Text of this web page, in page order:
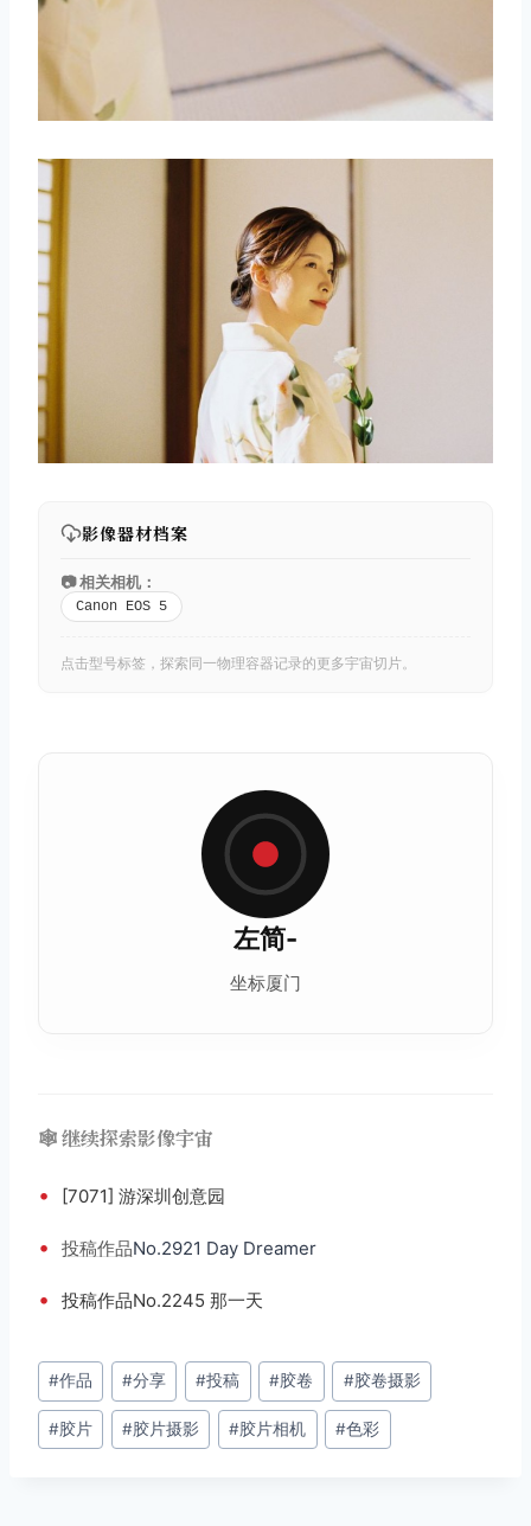
影像器材档案
📷 相关相机：
Canon EOS 5
点击型号标签，探索同一物理容器记录的更多宇宙切片。
左简-
坐标厦门
🕸️ 继续探索影像宇宙
• [7071] 游深圳创意园
• 投稿作品No.2921 Day Dreamer
• 投稿作品No.2245 那一天
文
章
标
#作品 #分享 #投稿 #胶卷 #胶卷摄影
#胶片 #胶片摄影 #胶片相机 #色彩